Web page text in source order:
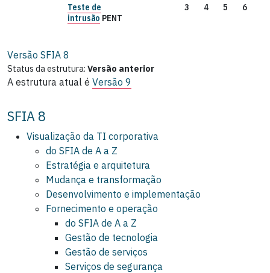
Teste de
intrusão PENT
3 4 5 6
Versão SFIA 8
Status da estrutura: Versão anterior
A estrutura atual é Versão 9
SFIA 8
Visualização da TI corporativa
do SFIA de A a Z
Estratégia e arquitetura
Mudança e transformação
Desenvolvimento e implementação
Fornecimento e operação
do SFIA de A a Z
Gestão de tecnologia
Gestão de serviços
Serviços de segurança